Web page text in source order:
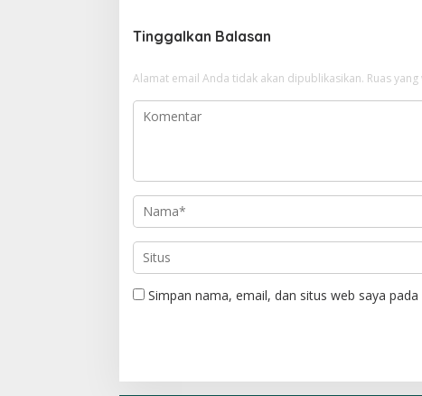
g
s
i
s
Tinggalkan Balasan
Alamat email Anda tidak akan dipublikasikan. Ruas
Simpan nama, email, dan situs web saya